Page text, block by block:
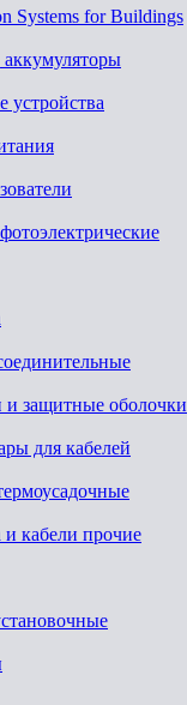
Systems for Buildings
аккумуляторы
устройства
и защитные оболочки
для кабелей
кабели прочие